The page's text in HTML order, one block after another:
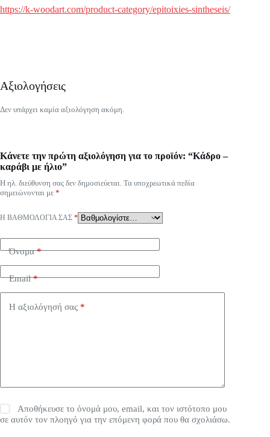
https://k-woodart.com/product-category/epitoixies-sintheseis/
Αξιολογήσεις
Δεν υπάρχει καμία αξιολόγηση ακόμη.
Κάνετε την πρώτη αξιολόγηση για το προϊόν: “Κάδρο –
καράβι με ήλιο”
Η ηλ. διεύθυνση σας δεν δημοσιεύεται. Τα υποχρεωτικά πεδία
σημειώνονται με *
Η ΒΑΘΜΟΛΟΓΊΑ ΣΑΣ *
Όνομα*
Email*
Η αξιολόγησή σας *
Αποθήκευσε το όνομά μου, email, και τον ιστότοπο μου
σε αυτόν τον πλοηγό για την επόμενη φορά που θα σχολιάσω.